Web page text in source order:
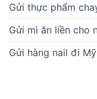
Gửi thực phẩm
Gửi mì ăn liền cho
Gửi hàng nail đi